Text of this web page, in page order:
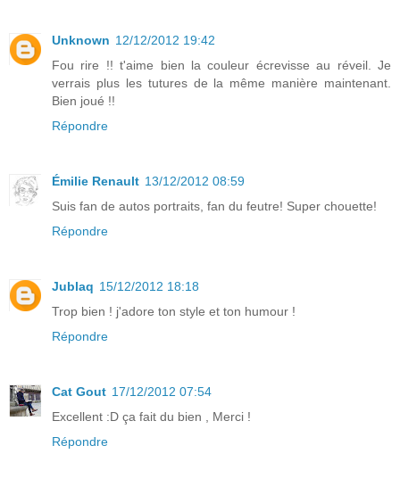
Unknown 12/12/2012 19:42
Fou rire !! t'aime bien la couleur écrevisse au réveil. Je
verrais plus les tutures de la même manière maintenant.
Bien joué !!
Répondre
Émilie Renault 13/12/2012 08:59
Suis fan de autos portraits, fan du feutre! Super chouette!
Répondre
Jublaq 15/12/2012 18:18
Trop bien ! j'adore ton style et ton humour !
Répondre
Cat Gout 17/12/2012 07:54
Excellent :D ça fait du bien , Merci !
Répondre